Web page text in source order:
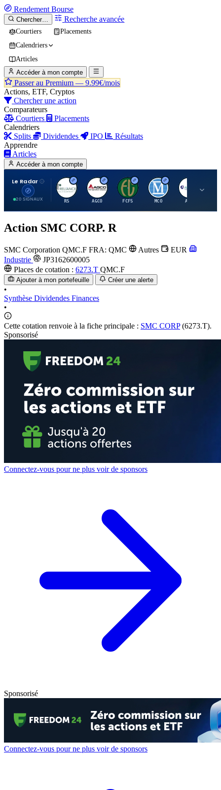
Rendement Bourse
Chercher… Recherche avancée
Courtiers
Placements
Calendriers
Articles
Accéder à mon compte
Passer au Premium — 9.99€/mois
Actions, ETF, Cryptos
Chercher une action
Comparateurs
Courtiers
Placements
Calendriers
Splits
Dividendes IPO
Résultats
Apprendre
Articles
Accéder à mon compte
Le Radar
20 SIGNAUX
R
RS
A
AGCO
F
FCFS
M
MCO
A
AIT
Action SMC CORP. R
SMC Corporation QMC.F FRA: QMC Autres
EUR
Industrie
JP3162600005
Places de cotation : 6273.T QMC.F
Ajouter à mon portefeuille Créer une alerte
•
Synthèse Dividendes Finances
•
Cette cotation renvoie à la fiche principale : SMC CORP(6273.T).
Sponsorisé
Connectez-vous pour ne plus voir de sponsors
Sponsorisé
Connectez-vous pour ne plus voir de sponsors